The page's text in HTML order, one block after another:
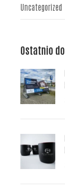
Uncategorized
Ostatnio